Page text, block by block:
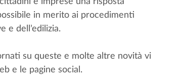
in merito ai procedimenti
e dell’edilizia.
su queste e molte altre novità vi
e le pagine social.